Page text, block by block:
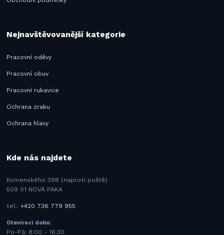
Nejnavštěvovanější kategorie
Pracovní oděvy
Pracovní obuv
Pracovní rukavice
Ochrana zraku
Ochrana hlavy
Kde nás najdete
Komenského 398 (naproti poště)
509 01 NOVÁ PAKA
tel.:+420 736 779 955
Otevírací doba:
Po-Pá: 8:00 - 16:30